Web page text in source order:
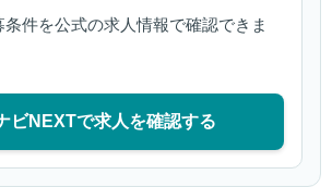
件を公式の求人情報で確認できま
ビNEXTで求人を確認する